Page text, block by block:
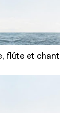
flûte et chant